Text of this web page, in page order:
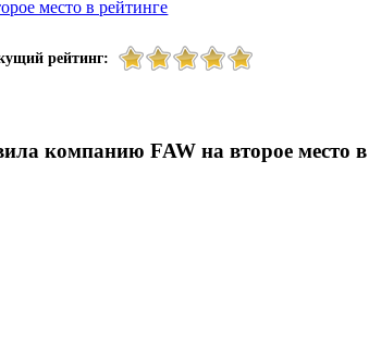
место в рейтинге
рейтинг:
компанию FAW на второе место